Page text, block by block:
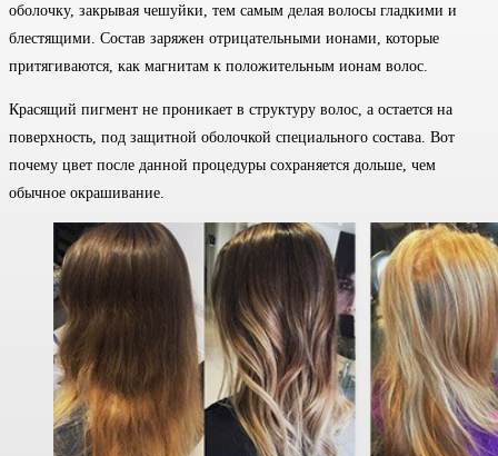
оболочку, закрывая чешуйки, тем самым делая волосы гладкими и
блестящими. Состав заряжен отрицательными ионами, которые
притягиваются, как магнитам к положительным ионам волос.
Красящий пигмент не проникает в структуру волос, а остается на
поверхность, под защитной оболочкой специального состава. Вот
почему цвет после данной процедуры сохраняется дольше, чем
обычное окрашивание.